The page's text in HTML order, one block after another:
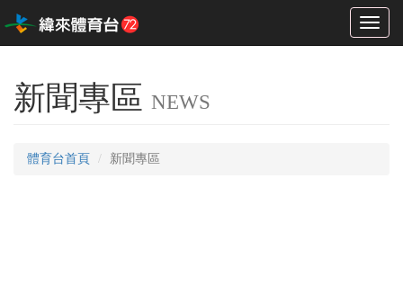
Toggle
新聞專區 NEWS
體育台首頁 新聞專區